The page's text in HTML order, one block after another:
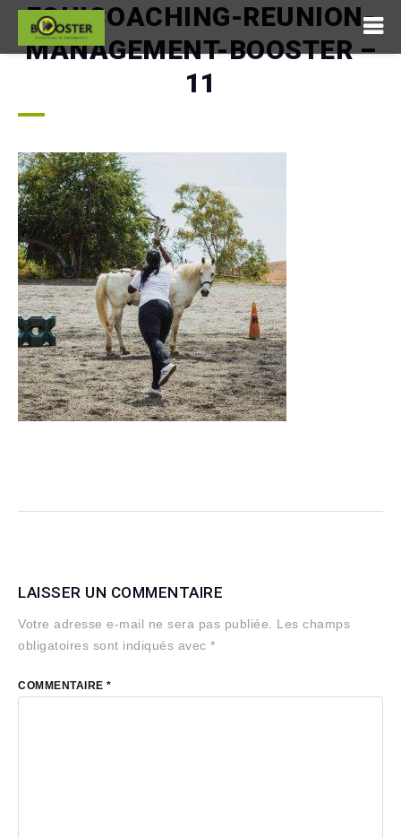
EQUICOACHING-REUNION-
MANAGEMENT-BOOSTER –
11
LAISSER UN COMMENTAIRE
Votre adresse e-mail ne sera pas publiée.
Les champs
obligatoires sont indiqués avec *
COMMENTAIRE *